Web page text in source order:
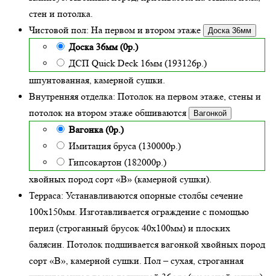
стен и потолка.
Чистовой пол: На первом и втором этаже Доска 36мм
Доска 36мм (0р.)
ДСП Quick Deck 16мм (193126р.)
шпунтованная, камерной сушки.
Внутренняя отделка: Потолок на первом этаже, стены и
потолок на втором этаже обшиваются
Вагонкой
Вагонка (0р.)
Имитация бруса (130000р.)
Гипсокартон (182000р.)
хвойных пород сорт «В» (камерной сушки).
Терраса: Устанавливаются опорные столбы сечение
100х150мм. Изготавливается ограждение с помощью
перил (строганный брусок 40х100мм) и плоских
балясин. Потолок подшивается вагонкой хвойных пород
сорт «В», камерной сушки. Пол – сухая, строганная